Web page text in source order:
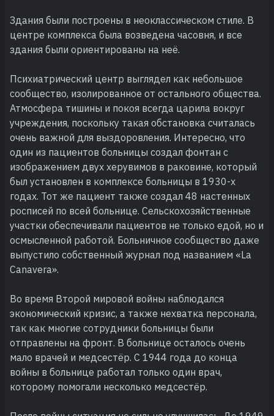
Здания были построены в неоклассическом стиле. В
центре комплекса была возведена часовня, и все
здания были ориентированы на неё.
Психиатрический центр выглядел как небольшое
сообщество, изолированное от остального общества.
Атмосфера тишины и покоя всегда царила вокруг
учреждения, поскольку такая обстановка считалась
очень важной для выздоровления. Интересно, что
один из пациентов больницы создал фонтан с
изображением двух херувимов в раковине, который
был установлен в комплексе больницы в 1930-х
годах. Тот же пациент также создал 48 настенных
росписей по всей больнице. Сельскохозяйственные
участки обеспечивали пациентов не только едой, но и
осмысленной работой. Больничное сообщество даже
выпустило собственный журнал под названием «La
Canavera».
Во время Второй мировой войны наблюдался
экономический кризис, а также нехватка персонала,
так как многие сотрудники больницы были
отправлены на фронт. В больнице осталось очень
мало врачей и медсестёр. С 1944 года до конца
войны в больнице работал только один врач,
которому помогали несколько медсестёр.